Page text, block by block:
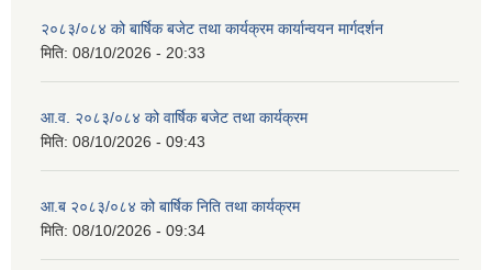
२०८३/०८४ को बार्षिक बजेट तथा कार्यक्रम कार्यान्वयन मार्गदर्शन
मिति: 08/10/2026 - 20:33
आ.व. २०८३/०८४ को वार्षिक बजेट तथा कार्यक्रम
मिति: 08/10/2026 - 09:43
आ.ब २०८३/०८४ को बार्षिक निति तथा कार्यक्रम
मिति: 08/10/2026 - 09:34